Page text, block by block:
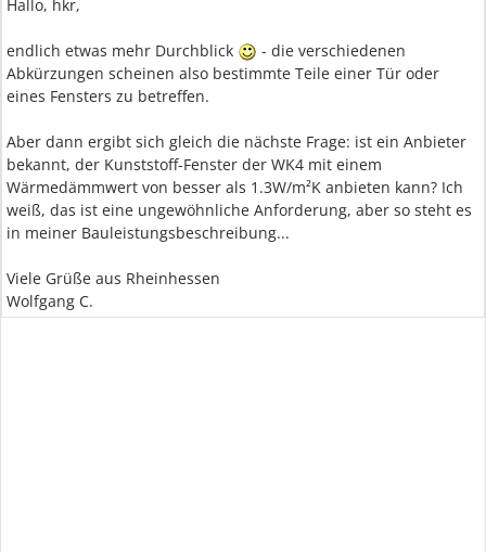
Hallo, hkr,
endlich etwas mehr Durchblick
- die verschiedenen
Abkürzungen scheinen also bestimmte Teile einer Tür oder
eines Fensters zu betreffen.
Aber dann ergibt sich gleich die nächste Frage: ist ein Anbieter
bekannt, der Kunststoff-Fenster der WK4 mit einem
Wärmedämmwert von besser als 1.3W/m²K anbieten kann? Ich
weiß, das ist eine ungewöhnliche Anforderung, aber so steht es
in meiner Bauleistungsbeschreibung...
Viele Grüße aus Rheinhessen
Wolfgang C.